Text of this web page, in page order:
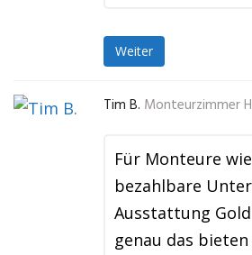
Weiter
Tim B. Monteurzimmer
Für Monteure
bezahlbare
Ausstattung
genau das bieten